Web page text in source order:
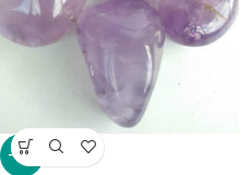
-16%